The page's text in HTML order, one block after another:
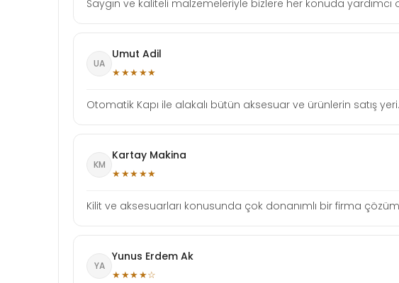
Saygın ve kaliteli malzemeleriyle bizlere her konuda
UA
Umut Adil
★★★★★
Otomatik Kapı ile alakalı bütün aksesuar ve ürünlerin satış
KM
Kartay Makina
★★★★★
Kilit ve aksesuarları konusunda çok donanımlı bir firma
YA
Yunus Erdem Ak
★★★★☆